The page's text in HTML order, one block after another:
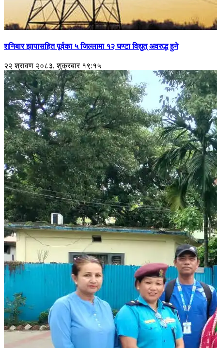
शनिबार झापासहित पूर्वका ५ जिल्लामा १२ घण्टा विद्युत् अवरुद्ध हुने
२२ श्रावण २०८३, शुक्रबार १९:१५